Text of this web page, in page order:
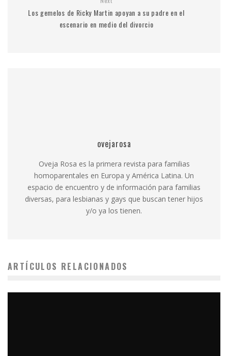
Los gemelos de Ricky Martin apoyan a su padre en el
escenario en medio del divorcio
ovejarosa
Oveja Rosa es la primera revista para familias
homoparentales en Europa y América Latina. Un
espacio de encuentro y de información para familias
diversas, para lesbianas y gays que buscan tener hijos
y/o ya los tienen.
ARTÍCULOS RELACIONADOS